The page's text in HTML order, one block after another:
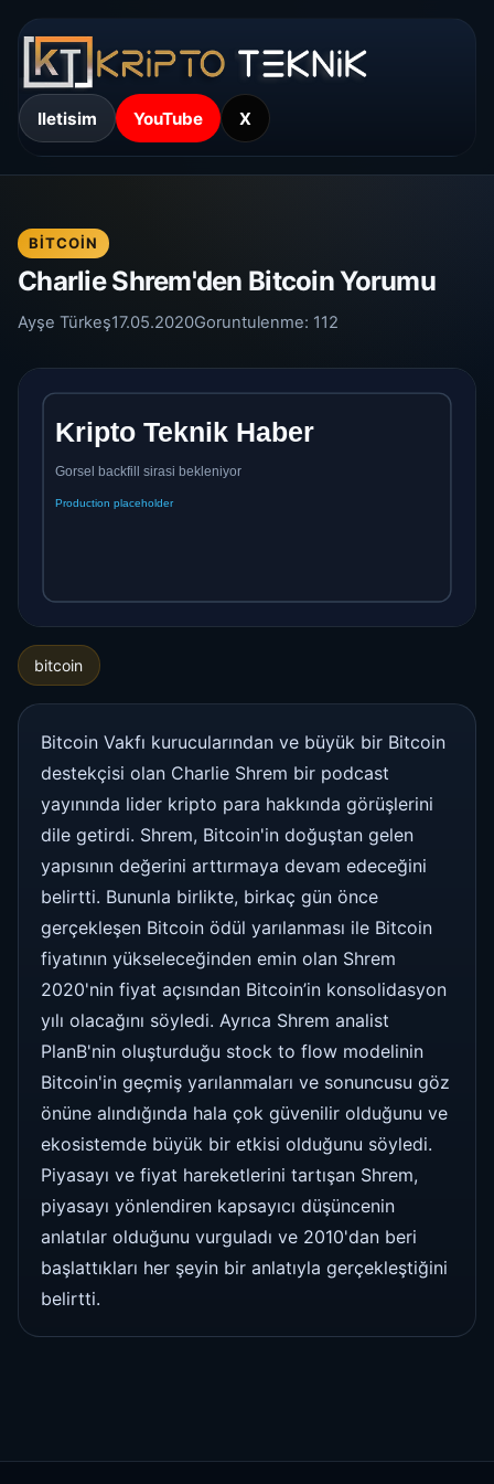
Iletisim YouTube X
BITCOIN
Charlie Shrem'den Bitcoin Yorumu
Ayşe Türkeş17.05.2020Goruntulenme: 112
bitcoin
Bitcoin Vakfı kurucularından ve büyük bir Bitcoin
destekçisi olan Charlie Shrem bir podcast
yayınında lider kripto para hakkında görüşlerini
dile getirdi. Shrem, Bitcoin'in doğuştan gelen
yapısının değerini arttırmaya devam edeceğini
belirtti. Bununla birlikte, birkaç gün önce
gerçekleşen Bitcoin ödül yarılanması ile Bitcoin
fiyatının yükseleceğinden emin olan Shrem
2020'nin fiyat açısından Bitcoin’in konsolidasyon
yılı olacağını söyledi. Ayrıca Shrem analist
PlanB'nin oluşturduğu stock to flow modelinin
Bitcoin'in geçmiş yarılanmaları ve sonuncusu göz
önüne alındığında hala çok güvenilir olduğunu ve
ekosistemde büyük bir etkisi olduğunu söyledi.
Piyasayı ve fiyat hareketlerini tartışan Shrem,
piyasayı yönlendiren kapsayıcı düşüncenin
anlatılar olduğunu vurguladı ve 2010'dan beri
başlattıkları her şeyin bir anlatıyla gerçekleştiğini
belirtti.